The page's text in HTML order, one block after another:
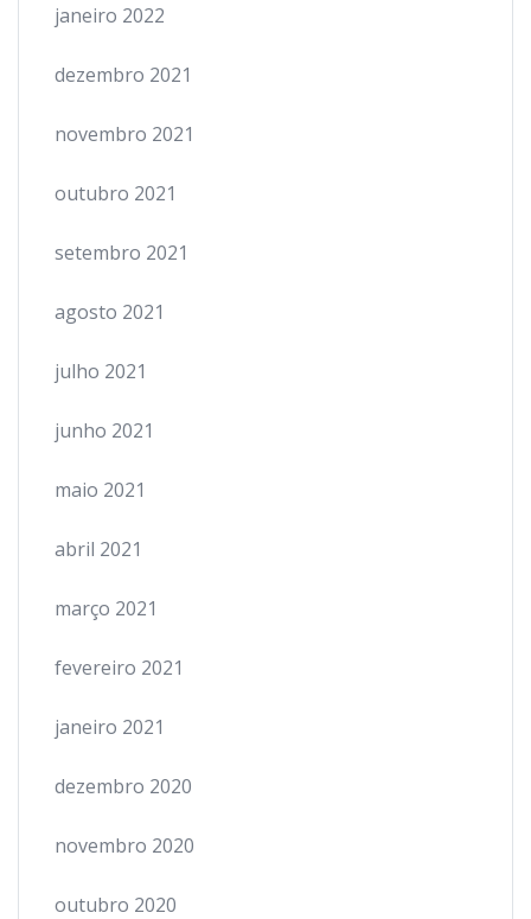
janeiro 2022
dezembro 2021
novembro 2021
outubro 2021
setembro 2021
agosto 2021
julho 2021
junho 2021
maio 2021
abril 2021
março 2021
fevereiro 2021
janeiro 2021
dezembro 2020
novembro 2020
outubro 2020